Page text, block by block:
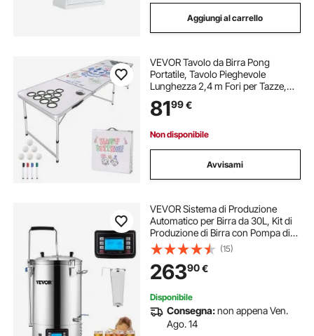
dispenser rubinetto freddo
distributore di birra di acciaio
dispenser bevande fredde
dispenser bevanda
dispenser bevande buffet
bevande dispenser dispenser per bevanda
Aggiungi al carrello
VEVOR Tavolo da Birra Pong
Portatile, Tavolo Pieghevole
Lunghezza 2,4 m Fori per Tazze,
Pennarelli Cancellabili a Secco e
Maniglie per Trasporto, Altezza
mm
8199€
Non disponibile
Avvisami
VEVOR Sistema di Produzione
Automatico per Birra da 30L, Kit di
Produzione di Birra con Pompa di
Circolazione e Accessori Completi,
Attrezzatura di Produzione di Birra
per Uso Commerciale o Domestico
(15)
26390€
Disponibile
Consegna:non appena Ven.
Ago. 14